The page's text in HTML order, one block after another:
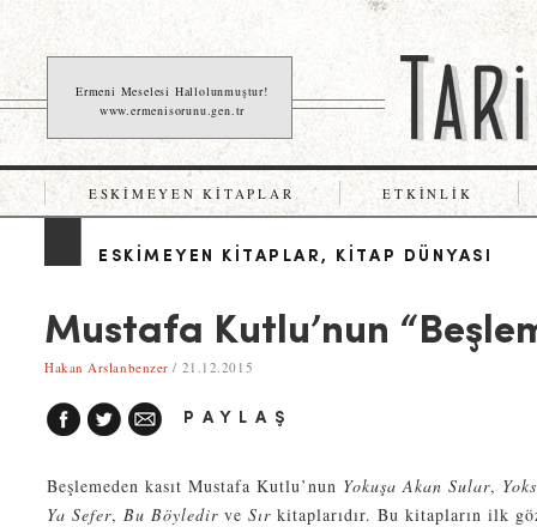
Ermeni Meselesi Hallolunmuştur!
www.ermenisorunu.gen.tr
ESKIMEYEN KITAPLAR ETKINLIK
ESKIMEYEN KITAPLAR, KITAP DÜNYASI
Mustafa Kutlu’nun
Hakan Arslanbenzer / 21.12.2015
PAYLAŞ
Beşlemeden kasıt Mustafa Kutlu’nun Yokuşa Akan Sular,
Ya Sefer, Bu Böyledir ve Sır kitaplarıdır. Bu kitapların ilk